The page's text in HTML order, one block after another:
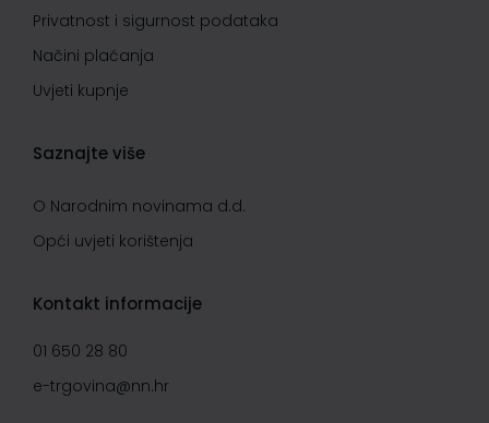
Privatnost i sigurnost podataka
Načini plaćanja
Uvjeti kupnje
Saznajte više
O Narodnim novinama d.d.
Opći uvjeti korištenja
Kontakt informacije
01 650 28 80
e-trgovina@nn.hr